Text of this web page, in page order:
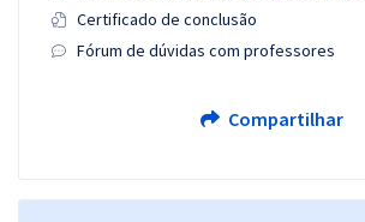
Certificado de conclusão
Fórum de dúvidas com professores
Compartilhar